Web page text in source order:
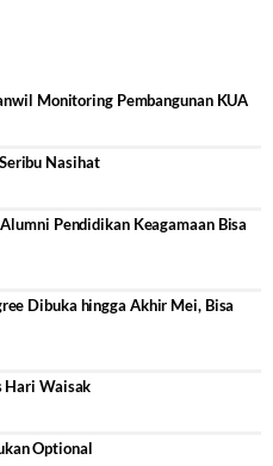
Monitoring Pembangunan KUA
Nasihat
Pendidikan Keagamaan Bisa
Dibuka hingga Akhir Mei, Bisa
Hari Waisak
Optional